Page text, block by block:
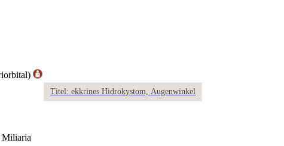
Titel: ekkrines Hidrokystom, Augenwinkel
Miliaria